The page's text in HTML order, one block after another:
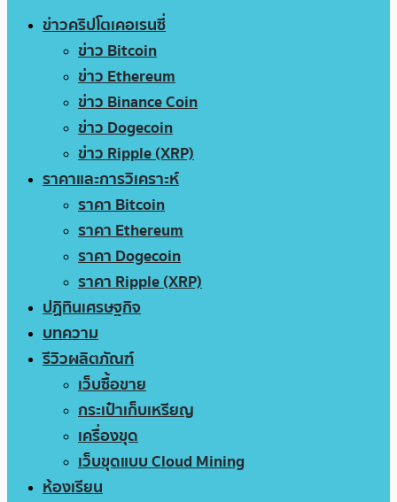
ข่าวคริปโตเคอเรนซี่
ข่าว Bitcoin
ข่าว Ethereum
ข่าว Binance Coin
ข่าว Dogecoin
ข่าว Ripple (XRP)
ราคาและการวิเคราะห์
ราคา Bitcoin
ราคา Ethereum
ราคา Dogecoin
ราคา Ripple (XRP)
ปฏิทินเศรษฐกิจ
บทความ
รีวิวผลิตภัณฑ์
เว็บซื้อขาย
กระเป๋าเก็บเหรียญ
เครื่องขุด
เว็บขุดแบบ Cloud Mining
ห้องเรียน